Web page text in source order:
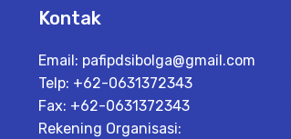
Kontak
Email: pafipdsibolga@gmail.com
Telp: +62-0631372343
Fax: +62-0631372343
Rekening Organisasi: